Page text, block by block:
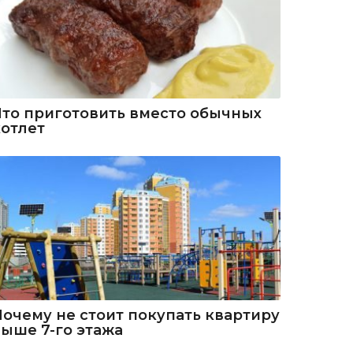
приготовить вместо обычных
не стоит покупать квартиру
7-го этажа